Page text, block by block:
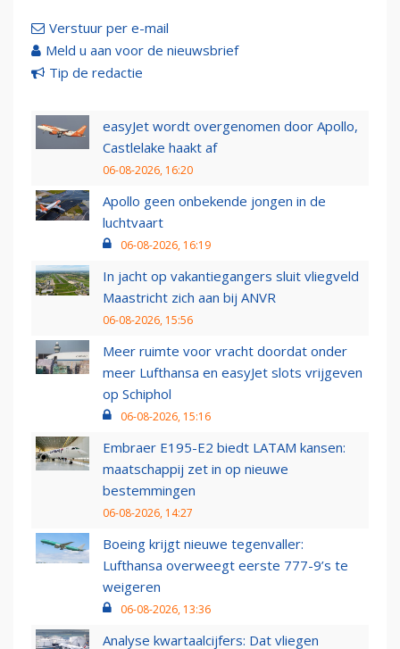
Verstuur per e-mail
Meld u aan voor de nieuwsbrief
Tip de redactie
easyJet wordt overgenomen door Apollo,
Castlelake haakt af
06-08-2026, 16:20
Apollo geen onbekende jongen in de
luchtvaart
06-08-2026, 16:19
In jacht op vakantiegangers sluit vliegveld
Maastricht zich aan bij ANVR
06-08-2026, 15:56
Meer ruimte voor vracht doordat onder
meer Lufthansa en easyJet slots vrijgeven
op Schiphol
06-08-2026, 15:16
Embraer E195-E2 biedt LATAM kansen:
maatschappij zet in op nieuwe
bestemmingen
06-08-2026, 14:27
Boeing krijgt nieuwe tegenvaller:
Lufthansa overweegt eerste 777-9’s te
weigeren
06-08-2026, 13:36
Analyse kwartaalcijfers: Dat vliegen